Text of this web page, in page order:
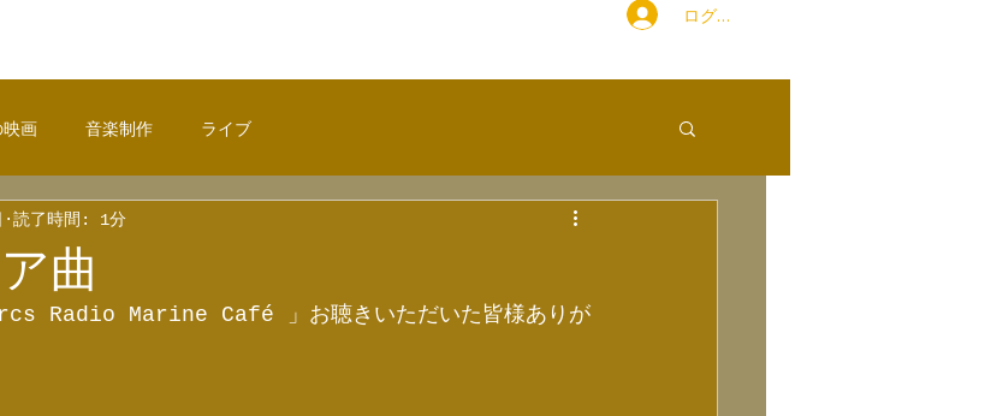
ログイン
画 音楽制作 ライブ
曲
読了時間: 1分
Radio Marine Café 」お聴きいただいた皆様ありが